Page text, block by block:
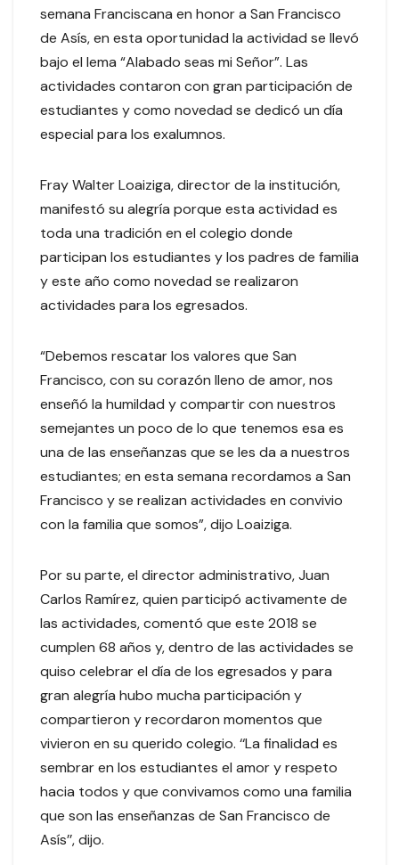
semana Franciscana en honor a San Francisco
de Asís, en esta oportunidad la actividad se llevó
bajo el lema “Alabado seas mi Señor”. Las
actividades contaron con gran participación de
estudiantes y como novedad se dedicó un día
especial para los exalumnos.
Fray Walter Loaiziga, director de la institución,
manifestó su alegría porque esta actividad es
toda una tradición en el colegio donde
participan los estudiantes y los padres de familia
y este año como novedad se realizaron
actividades para los egresados.
“Debemos rescatar los valores que San
Francisco, con su corazón lleno de amor, nos
enseñó la humildad y compartir con nuestros
semejantes un poco de lo que tenemos esa es
una de las enseñanzas que se les da a nuestros
estudiantes; en esta semana recordamos a San
Francisco y se realizan actividades en convivio
con la familia que somos”, dijo Loaiziga.
Por su parte, el director administrativo, Juan
Carlos Ramírez, quien participó activamente de
las actividades, comentó que este 2018 se
cumplen 68 años y, dentro de las actividades se
quiso celebrar el día de los egresados y para
gran alegría hubo mucha participación y
compartieron y recordaron momentos que
vivieron en su querido colegio. ‘‘La finalidad es
sembrar en los estudiantes el amor y respeto
hacia todos y que convivamos como una familia
que son las enseñanzas de San Francisco de
Asís’’, dijo.